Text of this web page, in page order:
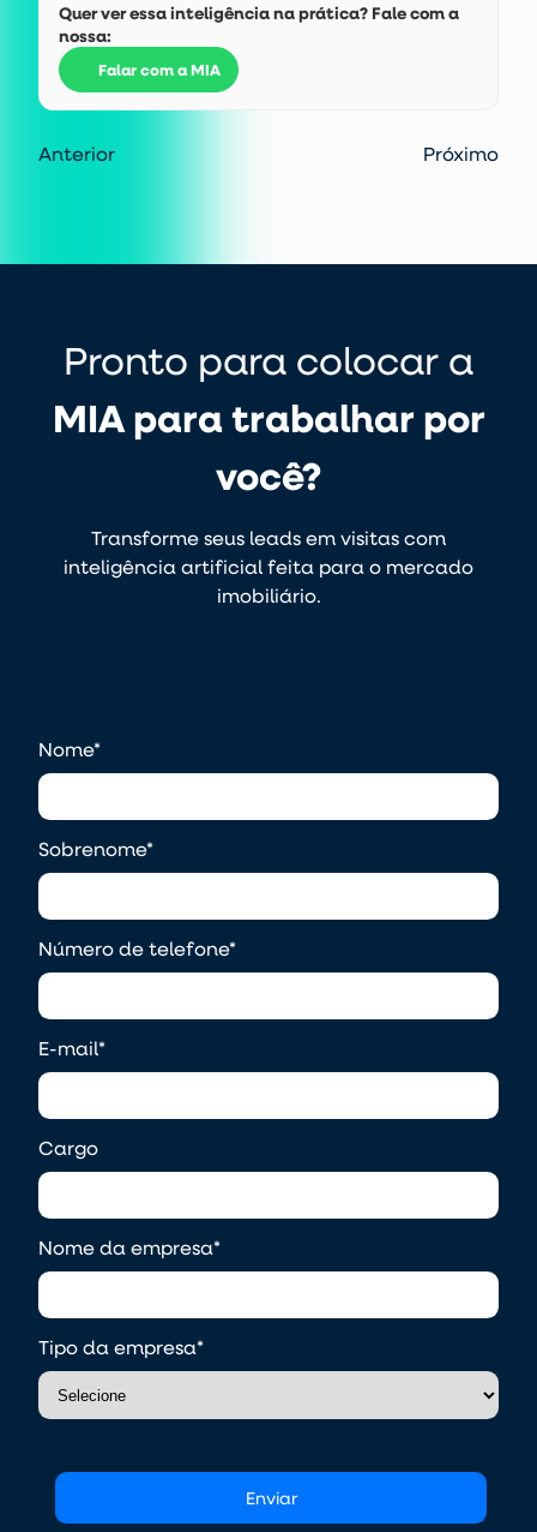
Quer ver essa inteligência na prática? Fale com a
nossa:
Falar com a MIA
Anterior Próximo
Pronto para colocar a
MIA para trabalhar por
você?
Transforme seus leads em visitas com
inteligência artificial feita para o mercado
imobiliário.
Nome*
Sobrenome*
Número de telefone*
E-mail*
Cargo
Nome da empresa*
Tipo da empresa*